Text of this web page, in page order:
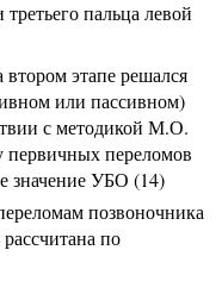
пальца левой
этапе решался
или пассивном)
с методикой М.О.
первичных переломов
значение УБО (14)
позвоночника
по